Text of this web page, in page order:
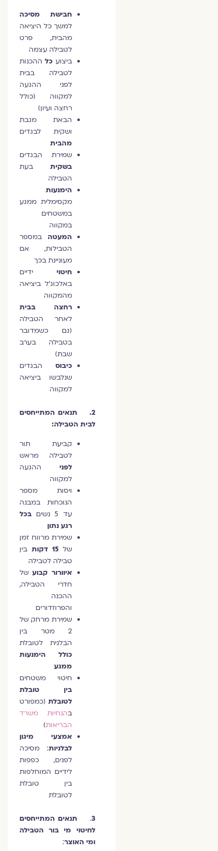
חבישת מסיכה
למשך כל היציאה
מהבית, פרט
לטבילה עצמה
ביצועכלההכנות
לטבילה בבית
לפני ההגעה
למקווה (כולל
רחצה ועיון)
הבאת מגבת
ושקית לבגדים
מהבית
שמירת הבגדים
בשקיתבעת
הטבילה
הימנעות
מקסימלית ממגע
במשטחים
במקווה
המעטהבמספר
הטבילות, אם
מעוניינת בכך
חיטויידיים
באלכוג'ל ביציאה
מהמקווה
רחצה בבית
לאחר הטבילה
(גם כשמדובר
בטבילה בערב
שבת)
כיבוסהבגדים
שנלבשו ביציאה
למקווה
2. תנאים המתייחסים
לבית הטבילה:
קביעת תור
לטבילה מראש
לפני
ההגעה
למקווה
ויסות מספר
הנוכחות במבנה
עד 5 נשים
בכל
רגע נתון
שמירת מרווח זמן
של15 דקות
בין
טבילה לטבילה
איוורור קבועשל
חדרי הטבילה,
ההכנה
והפרוזדורים
שמירת מרחק של
2 מטר בין
הבלנית לטובלת
כולל הימנעות
ממגע
חיטוי משטחים
בין טובלת
לטובלת(כמפורט
הנחיות משרד
הבריאות)
אמצעי מיגון
לבלניות: מסיכה
לפנים, כפפות
לידיים המוחלפות
בין טובלת
לטובלת
.
תנאים המתייחסים
לחיטוי מי בור הטבילה
ומי האוצר: